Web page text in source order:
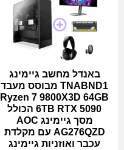
באנדל מחשב גיימינג
TNABND1 מבוסס מעבד
Ryzen 7 9800X3D 64GB
6TB RTX 5090 הכולל
מסך גיימינג AOC
AG276QZD עם מקלדת
עכבר ואוזניות גיימינג